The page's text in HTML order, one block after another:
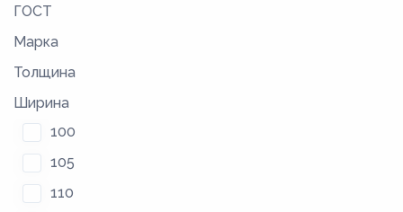
ГОСТ
Марка
Толщина
Ширина
100
105
110